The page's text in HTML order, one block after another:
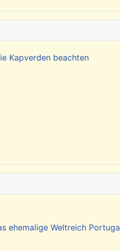
Kapverden beachten
ehemalige Weltreich